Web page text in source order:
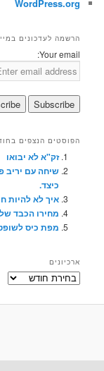
WordPress.org
הרשמה לעדכונים
Your email:
הפוסטים הנצפים
זק"א לא יבואו
שיחה עם יריב
כיצד.
איך לא להיות
מחירו הכבד
מפת כיס
ארכיונים
ארכיונים